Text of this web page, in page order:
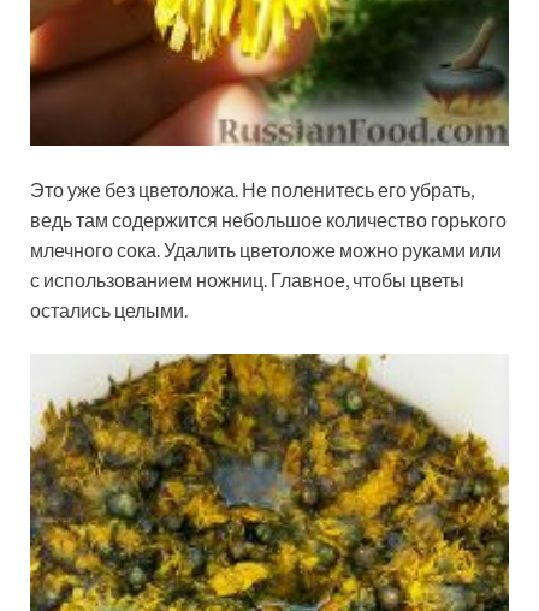
Это уже без цветоложа. Не поленитесь его убрать,
ведь там содержится небольшое количество горького
млечного сока. Удалить цветоложе можно руками или
с использованием ножниц. Главное, чтобы цветы
остались целыми.